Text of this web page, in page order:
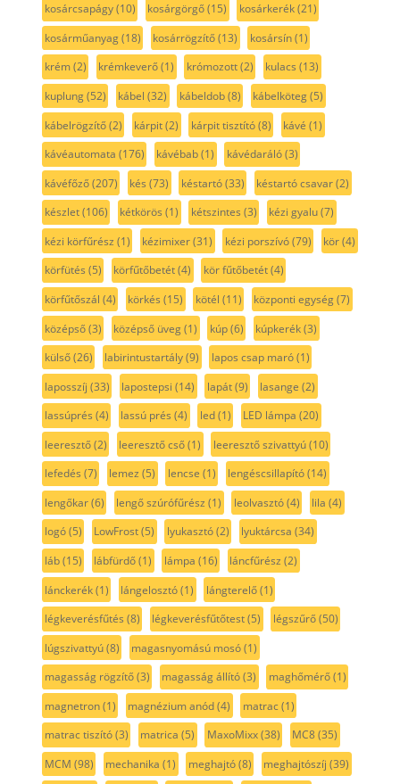
kosárcsapágy(10) kosárgörgő(15) kosárkerék(21)
kosárműanyag(18) kosárrögzítő(13) kosársín(1)
krém(2) krémkeverő(1) krómozott(2) kulacs (13)
kuplung(52) kábel (32) kábeldob(8) kábelköteg(5)
kábelrögzítő(2) kárpit(2) kárpit tisztító(8) kávé (1)
kávéautomata (176) kávébab(1) kávédaráló(3)
kávéfőző(207) kés (73) késtartó(33) késtartó csavar(2)
készlet(106) kétkörös (1) kétszintes (3) kézi gyalu(7)
kézi körfűrész (1) kézimixer(31) kézi porszívó(79) kör(4)
körfütés (5) körfűtőbetét(4) kör fűtőbetét(4)
körfűtőszál (4) körkés (15) kötél (11) központi egység(7)
középső(3) középső üveg(1) kúp(6) kúpkerék(3)
külső(26) labirintustartály(9) lapos csap maró(1)
laposszíj (33) lapostepsi (14) lapát(9) lasange (2)
lassúprés (4) lassú prés (4) led(1) LED lámpa (20)
leeresztő(2) leeresztő cső(1) leeresztő szivattyú(10)
lefedés (7) lemez (5) lencse (1) lengéscsillapító(14)
lengőkar(6) lengő szúrófűrész (1) leolvasztó(4) lila (4)
logó(5) LowFrost(5) lyukasztó(2) lyuktárcsa (34)
láb(15) lábfürdő(1) lámpa (16) láncfűrész (2)
lánckerék(1) lángelosztó(1) lángterelő(1)
légkeverésfűtés (8) légkeverésfűtőtest(5) légszűrő(50)
lúgszivattyú(8) magasnyomású mosó(1)
magasság rögzítő(3) magasság állító(3) maghőmérő(1)
magnetron(1) magnézium anód(4) matrac(1)
matrac tiszító(3) matrica (5) MaxoMixx(38) MC8(35)
MCM (98) mechanika (1) meghajtó(8) meghajtószíj (39)